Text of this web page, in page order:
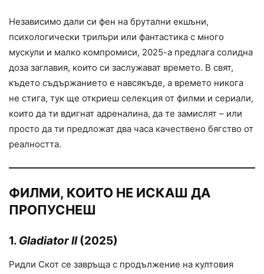
Независимо дали си фен на брутални екшъни,
психологически трилъри или фантастика с много
мускули и малко компромиси, 2025-а предлага солидна
доза заглавия, които си заслужават времето. В свят,
където съдържанието е навсякъде, а времето никога
не стига, тук ще откриеш селекция от филми и сериали,
които да ти вдигнат адреналина, да те замислят – или
просто да ти предложат два часа качествено бягство от
реалността.
ФИЛМИ, КОИТО НЕ ИСКАШ ДА
ПРОПУСНЕШ
1. Gladiator II(2025)
Ридли Скот се завръща с продължение на култовия